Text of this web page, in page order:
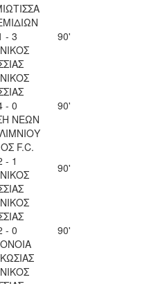
- 3
90'
- 0
ΝΕΩΝ
90'
F.C.
- 1
90'
- 0
90'